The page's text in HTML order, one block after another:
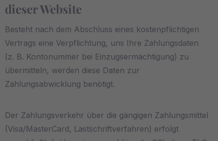
dieser Website
Besteht nach dem Abschluss eines kostenpflichtigen
Vertrags eine Verpflichtung, uns Ihre Zahlungsdaten
(z. B. Kontonummer bei Einzugsermächtigung) zu
übermitteln, werden diese Daten zur
Zahlungsabwicklung benötigt.
Der Zahlungsverkehr über die gängigen Zahlungsmittel
(Visa/MasterCard, Lastschriftverfahren) erfolgt